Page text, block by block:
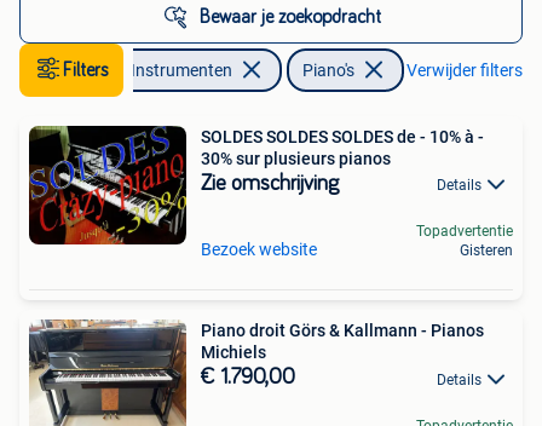
Bewaar je zoekopdracht
Filters
Muziek en Instrumenten Piano's Verwijder filters
SOLDES SOLDES SOLDES de - 10% à -
30% sur plusieurs pianos
Zie omschrijving Details
Bezoek website
Topadvertentie
Gisteren
Piano droit Görs & Kallmann - Pianos
Michiels
€ 1.790,00 Details